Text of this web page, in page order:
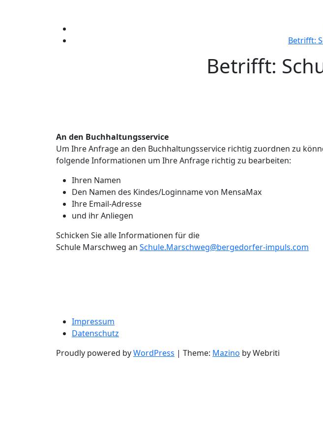
Betrifft:
Betrifft:
An den Buchhaltungsservice
Um Ihre Anfrage an den Buchhaltungsservice richtig zuordnen zu
folgende Informationen um Ihre Anfrage richtig zu bearbeiten:
Ihren Namen
Den Namen des Kindes/Loginname von MensaMax
Ihre Email-Adresse
und ihr Anliegen
Schicken Sie alle Informationen für die
Schule Marschweg an Schule.Marschweg@bergedorfer-impuls.com
Impressum
Datenschutz
Proudly powered byWordPress | Theme: Mazino by Webriti